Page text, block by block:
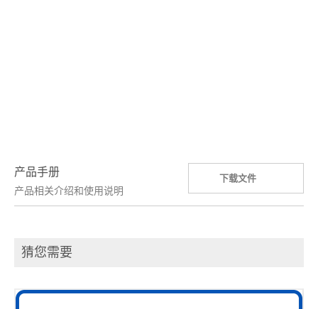
产品手册
产品相关介绍和使用说明
下载文件
猜您需要